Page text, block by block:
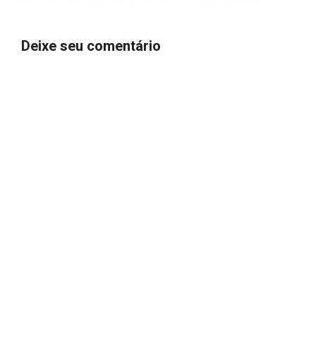
Deixe seu comentário